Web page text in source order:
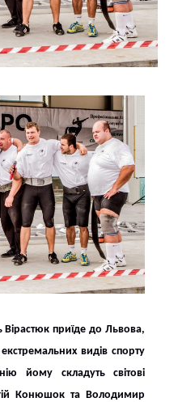
приїде до Львова,
видів спорту
йому складуть світові
Конюшок та Володимир